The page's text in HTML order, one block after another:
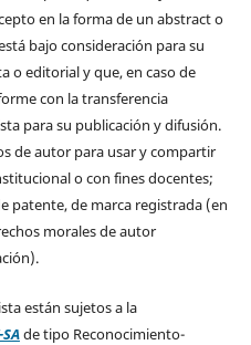
en la forma de un abstract o
bajo consideración para su
o editorial y que, en caso de
con la transferencia
para su publicación y difusión.
de autor para usar y compartir
o con fines docentes;
patente, de marca registrada (en
morales de autor
están sujetos a la
de tipo Reconocimiento-